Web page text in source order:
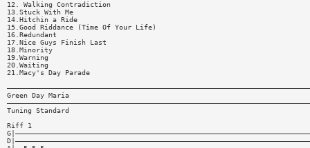
12. Walking Contradiction
13.Stuck With Me
14.Hitchin a Ride
15.Good Riddance (Time Of Your Life)
16.Redundant
17.Nice Guys Finish Last
18.Minority
19.Warning
20.Waiting
21.Macy's Day Parade
Green Day Maria
Tuning Standard
Riff 1